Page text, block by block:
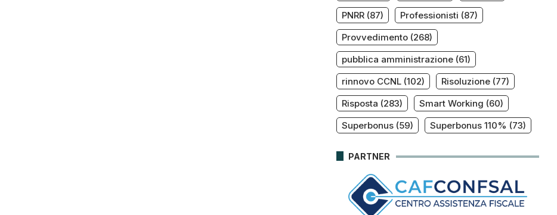
PNRR(87) Professionisti (87)
Provvedimento(268)
pubblica amministrazione(61)
rinnovo CCNL(102) Risoluzione(77)
Risposta (283) Smart Working (60)
Superbonus(59) Superbonus 110% (73)
PARTNER